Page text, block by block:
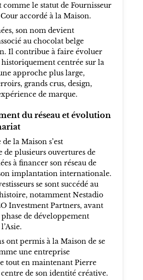
le statut de Fournisseur
accordé à la Maison.
son nom devient
au chocolat belge
Il contribue à faire évoluer
centrée sur la
approche plus large,
grands crus, design,
de marque.
du réseau et évolution
la Maison s’est
de plusieurs ouvertures de
à financer son réseau de
implantation internationale.
se sont succédé au
notamment Nestadio
Investment Partners, avant
de développement
ont permis à la Maison de se
une entreprise
tout en maintenant Pierre
de son identité créative.